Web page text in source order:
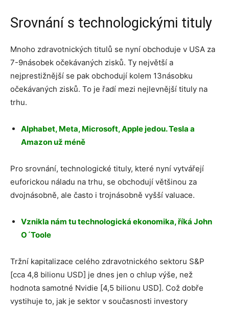
Srovnání s technologickými tituly
Mnoho zdravotnických titulů se nyní obchoduje v USA za
7-9násobek očekávaných zisků. Ty největší a
nejprestižnější se pak obchodují kolem 13násobku
očekávaných zisků. To je řadí mezi nejlevnější tituly na
trhu.
Alphabet, Meta, Microsoft, Apple jedou. Tesla a
Amazon už méně
Pro srovnání, technologické tituly, které nyní vytvářejí
euforickou náladu na trhu, se obchodují většinou za
dvojnásobně, ale často i trojnásobně vyšší valuace.
Vznikla nám tu technologická ekonomika, říká John
O´Toole
Tržní kapitalizace celého zdravotnického sektoru S&P
[cca 4,8 bilionu USD] je dnes jen o chlup výše, než
hodnota samotné Nvidie [4,5 bilionu USD]. Což dobře
vystihuje to, jak je sektor v současnosti investory